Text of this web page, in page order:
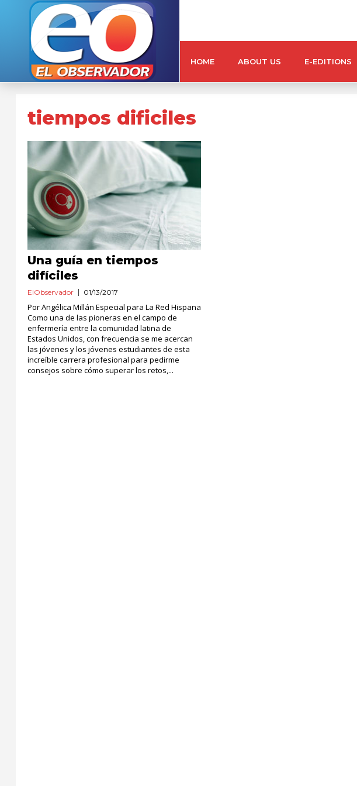
HOME ABOUT US E-EDITIONS
tiempos dificiles
Una guía en tiempos
difíciles
ElObservador 01/13/2017
Por Angélica Millán Especial para La Red Hispana
Como una de las pioneras en el campo de
enfermería entre la comunidad latina de
Estados Unidos, con frecuencia se me acercan
las jóvenes y los jóvenes estudiantes de esta
increíble carrera profesional para pedirme
consejos sobre cómo superar los retos,...